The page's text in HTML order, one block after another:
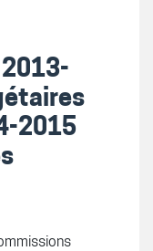
2015